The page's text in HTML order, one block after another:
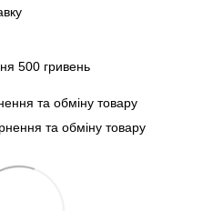
500 гривень
та обміну товару
та обміну товару